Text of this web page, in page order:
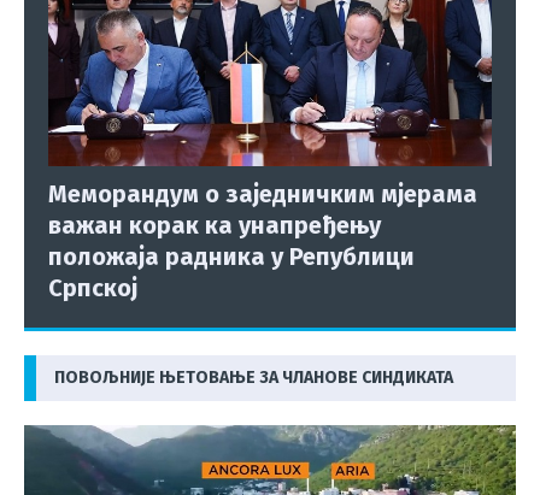
Меморандум о заједничким мјерама
важан корак ка унапређењу
положаја радника у Републици
Српској
ПОВОЉНИЈЕ ЊЕТОВАЊЕ ЗА ЧЛАНОВЕ СИНДИКАТА